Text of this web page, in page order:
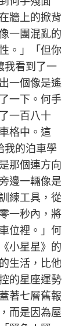
牆上的掀背
一團混亂的
。」「但你
我看到了一
一個像是遙
一下。何手
一百八十
格中。這
的泊車學
那個連方向
邊一輛像是
練工具，從
一秒內，將
位裡。」何
小星星》的
生活，比他
的星座運勢
著七層舊報
而是因為屋